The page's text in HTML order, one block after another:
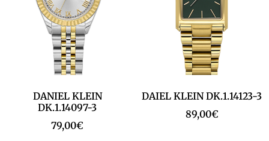
DANIEL KLEIN
DK.1.14097-3
79,00€
DAIEL KLEIN DK.1.14123-3
89,00€